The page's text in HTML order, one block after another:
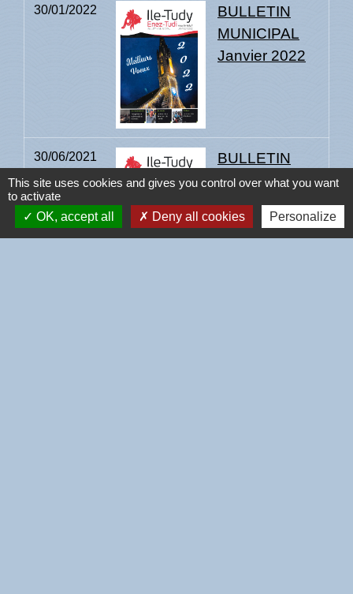
30/01/2022
BULLETIN
MUNICIPAL
Janvier 2022
30/06/2021
BULLETIN
MUNICIPAL
Juin 2021
This site uses cookies and gives you control over what you want
to activate
OK, accept all
Deny all cookies Personalize